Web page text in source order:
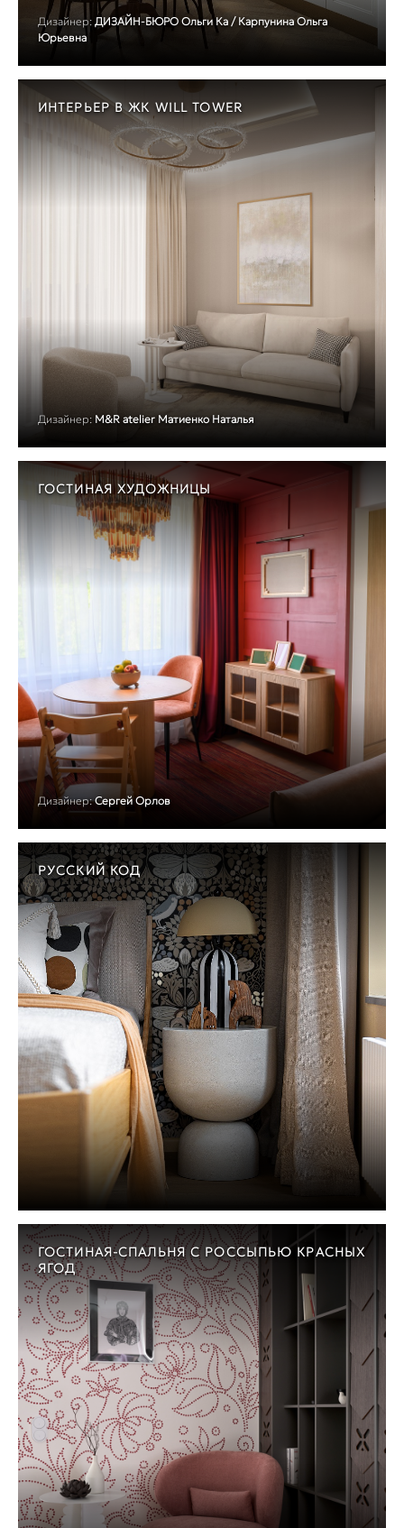
Дизайнер: ДИЗАЙН-БЮРО Ольги Ка / Карпунина Ольга
Юрьевна
ИНТЕРЬЕР В ЖК WILL TOWER
Дизайнер: M&R atelier Матиенко Наталья
ГОСТИНАЯ ХУДОЖНИЦЫ
Дизайнер: Сергей Орлов
РУССКИЙ КОД
ГОСТИНАЯ-СПАЛЬНЯ С РОССЫПЬЮ КРАСНЫХ
ЯГОД